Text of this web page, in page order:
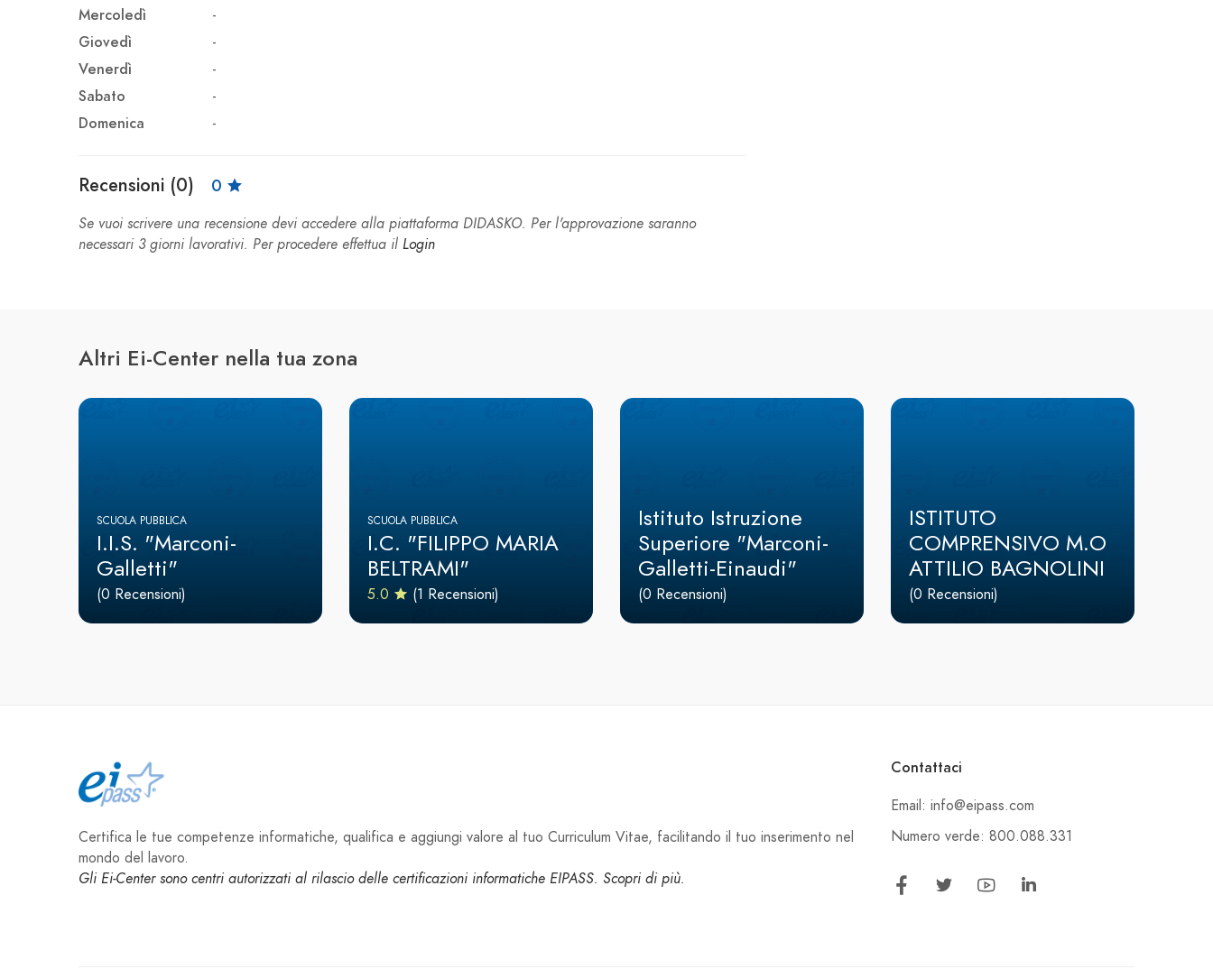
Mercoledì
-
Giovedì
-
Venerdì
-
Sabato
-
Domenica
-
Recensioni (0) 0
Se vuoi scrivere una recensione devi accedere alla piattaforma DIDASKO. Per l'approvazione saranno
necessari 3 giorni lavorativi. Per procedere effettua il Login
Altri Ei-Center nella tua zona
SCUOLA PUBBLICA
I.I.S. "Marconi-
Galletti"
(0 Recensioni)
SCUOLA PUBBLICA
I.C. "FILIPPO MARIA
BELTRAMI"
5.0 (1 Recensioni)
Istituto Istruzione
Superiore "Marconi-
Galletti-Einaudi"
(0 Recensioni)
ISTITUTO
COMPRENSIVO M.O
ATTILIO BAGNOLINI
(0 Recensioni)
Certifica le tue competenze informatiche, qualifica e aggiungi valore al tuo Curriculum Vitae, facilitando il tuo inserimento nel
mondo del lavoro.
Gli Ei-Center sono centri autorizzati al rilascio delle certificazioni informatiche EIPASS. Scopri di più.
Contattaci
Email: info@eipass.com
Numero verde: 800.088.331